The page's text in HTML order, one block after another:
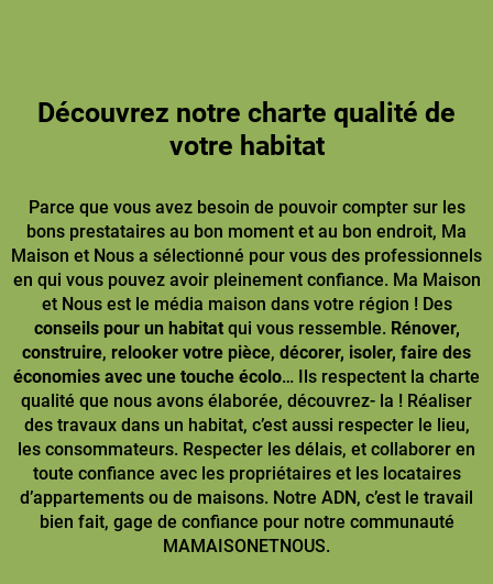
Découvrez notre charte qualité de
votre habitat
Parce que vous avez besoin de pouvoir compter sur les
bons prestataires au bon moment et au bon endroit, Ma
Maison et Nous a sélectionné pour vous des professionnels
en qui vous pouvez avoir pleinement confiance. Ma Maison
et Nous est le média maison dans votre région ! Des
conseils pour un habitatqui vous ressemble. Rénover,
construire, relooker votre pièce, décorer, isoler, faire des
économies avec une touche écolo… Ils respectent la charte
qualité que nous avons élaborée, découvrez- la ! Réaliser
des travaux dans un habitat, c’est aussi respecter le lieu,
les consommateurs. Respecter les délais, et collaborer en
toute confiance avec les propriétaires et les locataires
d’appartements ou de maisons. Notre ADN, c’est le travail
bien fait, gage de confiance pour notre communauté
MAMAISONETNOUS.